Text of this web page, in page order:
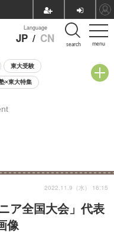
menu
Language
JP / CN search
東大受験
×東大特集
談会
ア全国大会」代表
像
2022.11.9（水） 16:15